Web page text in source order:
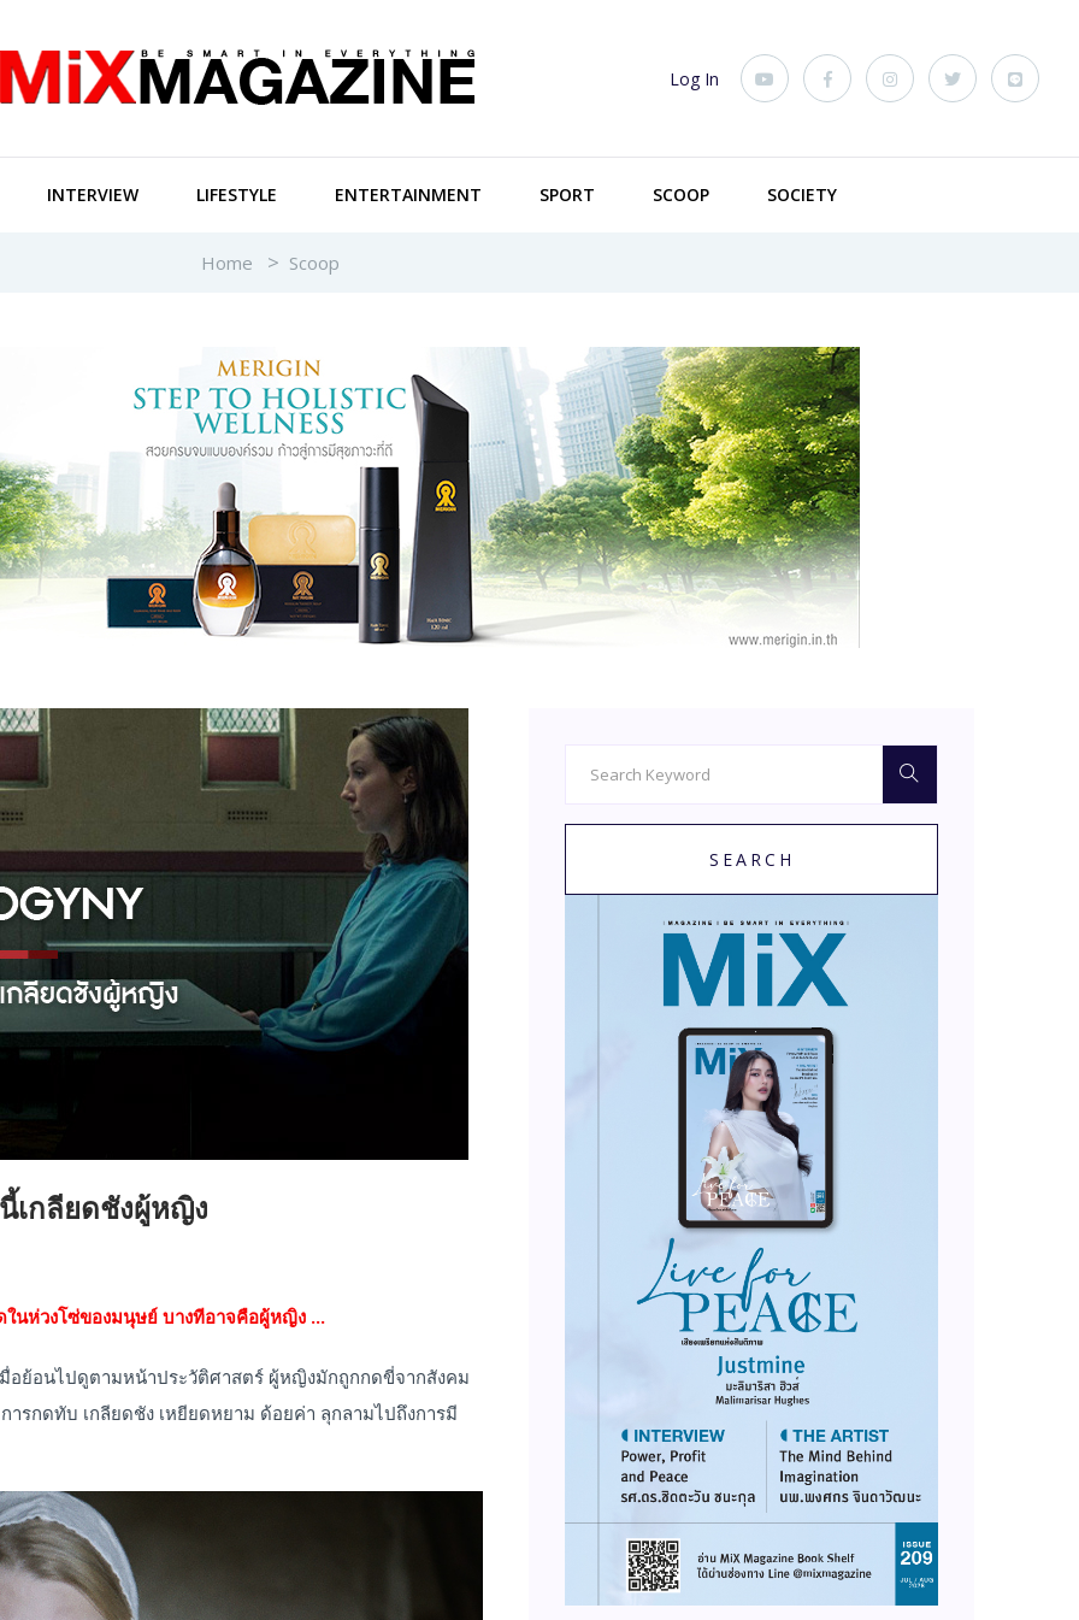
Log In
INTERVIEW LIFESTYLE ENTERTAINMENT SPORT SCOOP SOCIETY
Home Scoop
เกลียดชังผู้หญิง
นห่วงโซ่ของมนุษย์ บางทีอาจคือผู้หญิง ...
ย้อนไปดูตามหน้าประวัติศาสตร์ ผู้หญิงมักถูกกดขี่จากสังคม
รกดทับ เกลียดชัง เหยียดหยาม ด้อยค่า ลุกลามไปถึงการมี
SEARCH